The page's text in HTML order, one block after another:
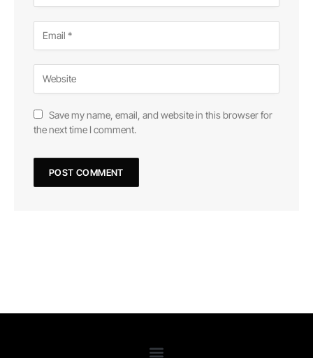
Save my name, email, and website in this browser for
the next time I comment.